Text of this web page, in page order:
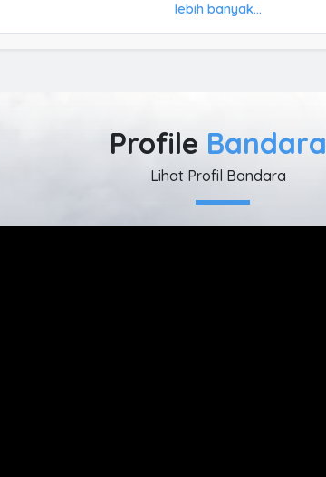
lebih banyak...
Profile Bandara
Lihat Profil Bandara